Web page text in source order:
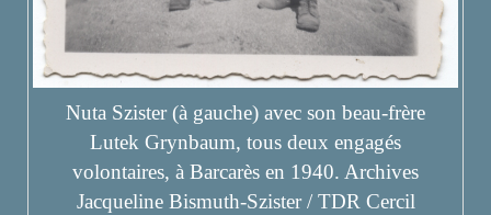
Nuta Szister (à gauche) avec son beau-frère
Lutek Grynbaum, tous deux engagés
volontaires, à Barcarès en 1940. Archives
Jacqueline Bismuth-Szister / TDR Cercil